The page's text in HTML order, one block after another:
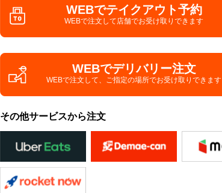
WEBでテイクアウト予約
WEBで注文して店舗でお受け取りできます
WEBでデリバリー注文
WEBで注文して、 ご指定の場所でお受け取りできます
その他サービスから注文